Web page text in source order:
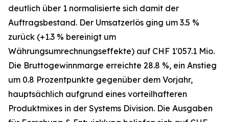
deutlich über 1 normalisierte sich damit der
Auftragsbestand. Der Umsatzerlös ging um 3.5 %
zurück (+1.3 % bereinigt um
Währungsumrechnungseffekte) auf CHF 1'057.1 Mio.
Die Bruttogewinnmarge erreichte 28.8 %, ein Anstieg
um 0.8 Prozentpunkte gegenüber dem Vorjahr,
hauptsächlich aufgrund eines vorteilhafteren
Produktmixes in der Systems Division. Die Ausgaben